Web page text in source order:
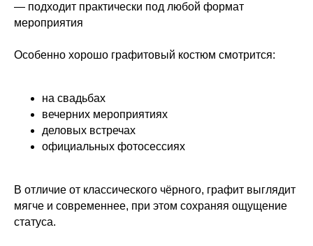
— подходит практически под любой формат
мероприятия
Особенно хорошо графитовый костюм смотрится:
на свадьбах
вечерних мероприятиях
деловых встречах
официальных фотосессиях
В отличие от классического чёрного, графит выглядит
мягче и современнее, при этом сохраняя ощущение
статуса.